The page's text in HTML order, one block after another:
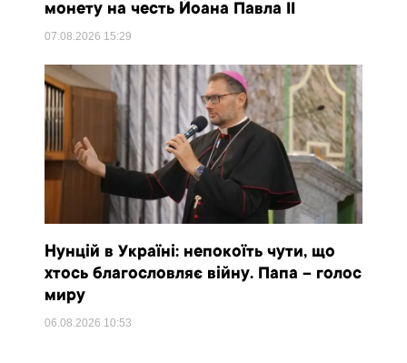
монету на честь Йоана Павла II
07.08.2026 15:29
Нунцій в Україні: непокоїть чути, що
хтось благословляє війну. Папа – голос
миру
06.08.2026 10:53